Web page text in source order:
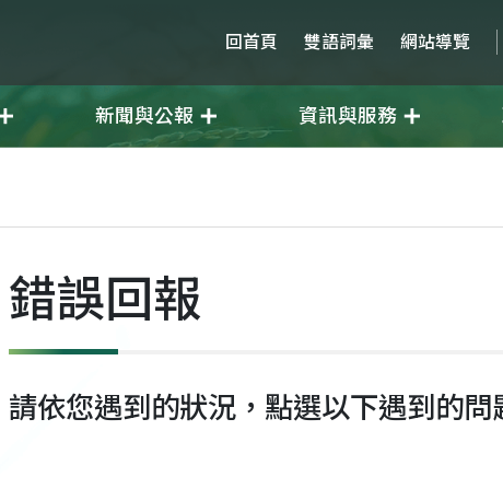
回首頁 雙語詞彙 網站導覽
新聞與公報 資訊與服務
錯誤回報
請依您遇到的狀況，點選以下遇到的問